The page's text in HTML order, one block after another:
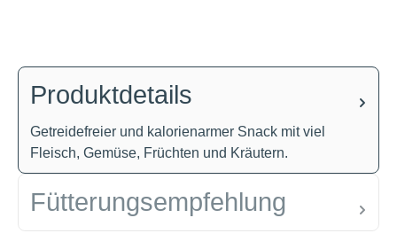
Produktdetails
Getreidefreier und kalorienarmer Snack mit viel
Fleisch, Gemüse, Früchten und Kräutern.
Fütterungsempfehlung